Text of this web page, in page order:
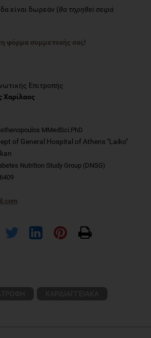
είναι δωρεάν (θα τηρηθεί σειρά
φόρμα συμμετοχής σας!
Επιτροπής
Χαρίλαος
MMedSci.PhD
of General Hospital of Athens "Laiko"
Nutrition Study Group (DNSG)
ΚΑΡΔΙΑΓΓΕΙΑΚΑ